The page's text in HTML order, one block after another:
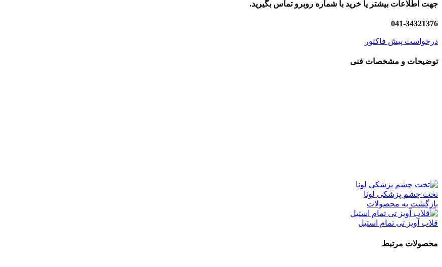
جهت اطلاعات بیشتر یا خرید با شماره روبرو تماس بگیرید.
041-34321376
درخواست پیش فاکتور
توضیحات و مشخصات فنی
تخت چشم پزشکی لونا
بازگشت به محصولات
قلاب آویز تی تمام استیل
محصولات مرتبط